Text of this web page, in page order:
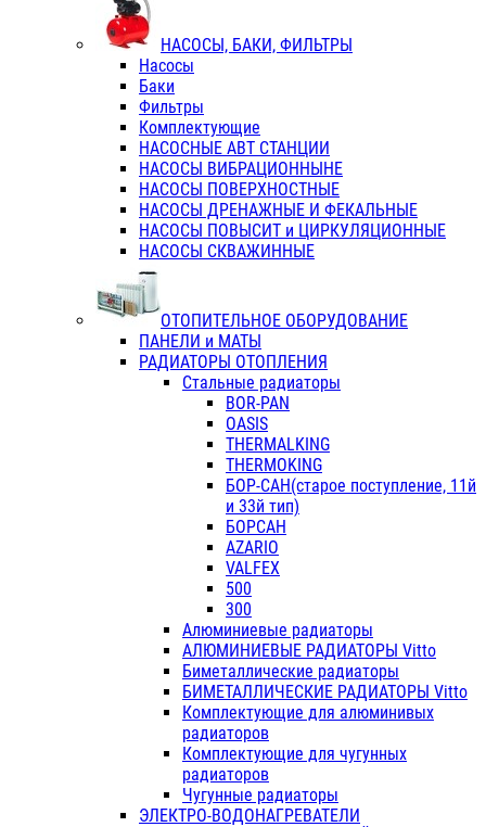
НАСОСЫ, БАКИ, ФИЛЬТРЫ
Насосы
Баки
Фильтры
Комплектующие
НАСОСНЫЕ АВТ СТАНЦИИ
НАСОСЫ ВИБРАЦИОННЫНЕ
НАСОСЫ ПОВЕРХНОСТНЫЕ
НАСОСЫ ДРЕНАЖНЫЕ И ФЕКАЛЬНЫЕ
НАСОСЫ ПОВЫСИТ и ЦИРКУЛЯЦИОННЫЕ
НАСОСЫ СКВАЖИННЫЕ
ОТОПИТЕЛЬНОЕ ОБОРУДОВАНИЕ
ПАНЕЛИ и МАТЫ
РАДИАТОРЫ ОТОПЛЕНИЯ
Стальные радиаторы
BOR-PAN
OASIS
THERMALKING
THERMOKING
БОР-САН(старое поступление, 11й
и 33й тип)
БОРСАН
AZARIO
VALFEX
500
300
Алюминиевые радиаторы
АЛЮМИНИЕВЫЕ РАДИАТОРЫ Vitto
Биметаллические радиаторы
БИМЕТАЛЛИЧЕСКИЕ РАДИАТОРЫ Vitto
Комплектующие для алюминивых
радиаторов
Комплектующие для чугунных
радиаторов
Чугунные радиаторы
ЭЛЕКТРО-ВОДОНАГРЕВАТЕЛИ